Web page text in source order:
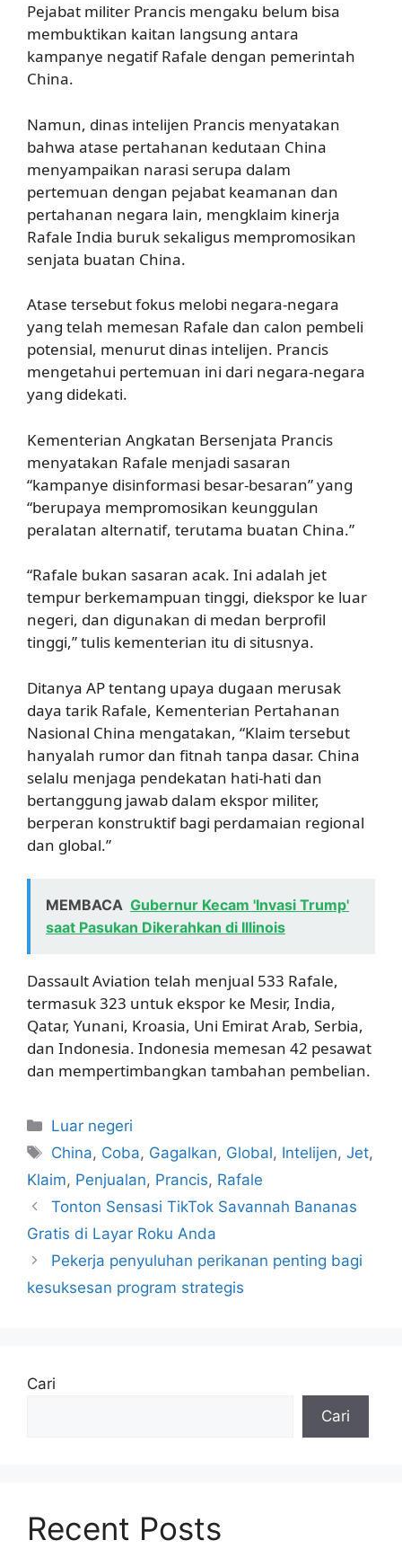
Pejabat militer Prancis mengaku belum bisa
membuktikan kaitan langsung antara
kampanye negatif Rafale dengan pemerintah
China.
Namun, dinas intelijen Prancis menyatakan
bahwa atase pertahanan kedutaan China
menyampaikan narasi serupa dalam
pertemuan dengan pejabat keamanan dan
pertahanan negara lain, mengklaim kinerja
Rafale India buruk sekaligus mempromosikan
senjata buatan China.
Atase tersebut fokus melobi negara-negara
yang telah memesan Rafale dan calon pembeli
potensial, menurut dinas intelijen. Prancis
mengetahui pertemuan ini dari negara-negara
yang didekati.
Kementerian Angkatan Bersenjata Prancis
menyatakan Rafale menjadi sasaran
“kampanye disinformasi besar-besaran” yang
“berupaya mempromosikan keunggulan
peralatan alternatif, terutama buatan China.”
“Rafale bukan sasaran acak. Ini adalah jet
tempur berkemampuan tinggi, diekspor ke luar
negeri, dan digunakan di medan berprofil
tinggi,” tulis kementerian itu di situsnya.
Ditanya AP tentang upaya dugaan merusak
daya tarik Rafale, Kementerian Pertahanan
Nasional China mengatakan, “Klaim tersebut
hanyalah rumor dan fitnah tanpa dasar. China
selalu menjaga pendekatan hati-hati dan
bertanggung jawab dalam ekspor militer,
berperan konstruktif bagi perdamaian regional
dan global.”
MEMBACA Gubernur Kecam 'Invasi Trump'
saat Pasukan Dikerahkan di Illinois
Dassault Aviation telah menjual 533 Rafale,
termasuk 323 untuk ekspor ke Mesir, India,
Qatar, Yunani, Kroasia, Uni Emirat Arab, Serbia,
dan Indonesia. Indonesia memesan 42 pesawat
dan mempertimbangkan tambahan pembelian.
Kategori
Luar negeri
Tag
China, Coba, Gagalkan, Global, Intelijen,Jet,
Klaim, Penjualan, Prancis, Rafale
Tonton Sensasi TikTok Savannah Bananas
Gratis di Layar Roku Anda
Pekerja penyuluhan perikanan penting bagi
kesuksesan program strategis
Cari
Cari
Recent Posts